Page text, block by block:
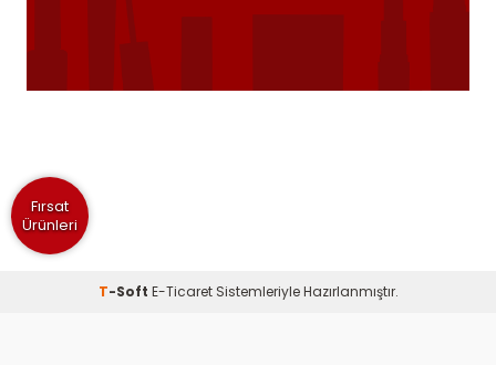
Fırsat
Ürünleri
T-Soft E-TicaretSistemleriyle Hazırlanmıştır.